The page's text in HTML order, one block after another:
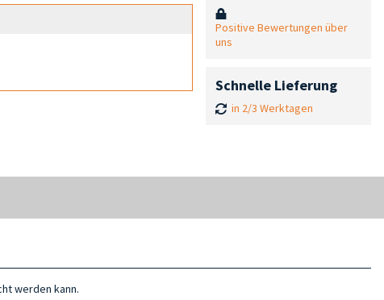
Positive Bewertungen über
uns
Schnelle Lieferung
in 2/3 Werktagen
werden kann.